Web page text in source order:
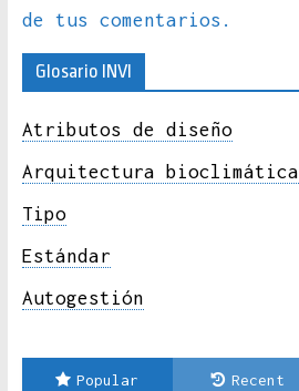
de tus comentarios.
Glosario INVI
Atributos de diseño
Arquitectura bioclimática
Tipo
Estándar
Autogestión
Popular Recent